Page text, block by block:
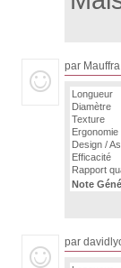
par Mauffra
Longueur
Diamètre
Texture
Ergonomie
Design /
Efficacité
Rapport
Note
par